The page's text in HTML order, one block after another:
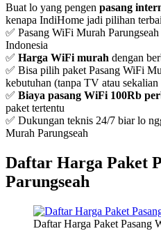
Buat lo yang pengen pasang
kenapa IndiHome jadi pilihan
✅ Pasang WiFi Murah
Indonesia
✅ Harga WiFi murah dengan
✅ Bisa pilih paket Pasang WiFi
kebutuhan (tanpa TV atau
✅ Biaya pasang WiFi 100Rb
paket tertentu
✅ Dukungan teknis 24/7 biar lo
Murah Parungseah
Daftar Harga Paket
Parungseah
Daftar Harga Paket Pasang